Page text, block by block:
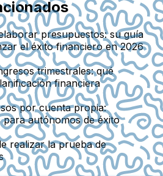
presupuestos: su guía
el éxito financiero en 2026
trimestrales: qué
financiera
por cuenta propia:
para autónomos de éxito
realizar la prueba de